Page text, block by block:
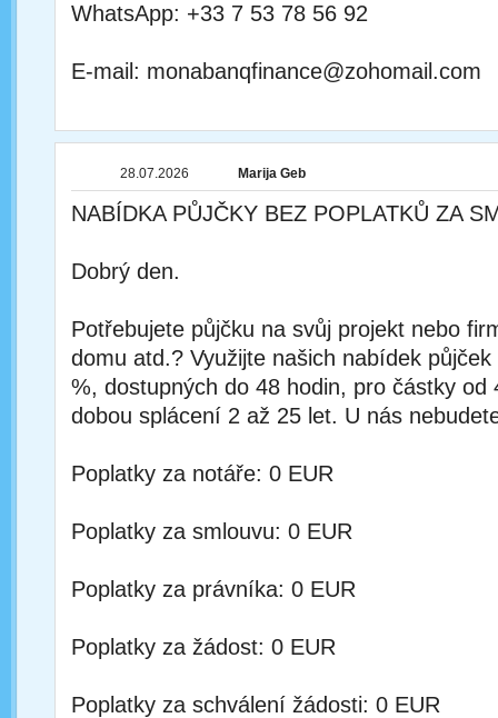
WhatsApp: +33 7 53 78 56 92
E-mail: monabanqfinance@zohomail.com
28.07.2026 Marija Geb
NABÍDKA PŮJČKY BEZ POPLATKŮ ZA
Dobrý den.
Potřebujete půjčku na svůj projekt nebo
domu atd.? Využijte našich nabídek
%, dostupných do 48 hodin, pro částky od
dobou splácení 2 až 25 let. U nás
Poplatky za notáře: 0 EUR
Poplatky za smlouvu: 0 EUR
Poplatky za právníka: 0 EUR
Poplatky za žádost: 0 EUR
Poplatky za schválení žádosti: 0 EUR